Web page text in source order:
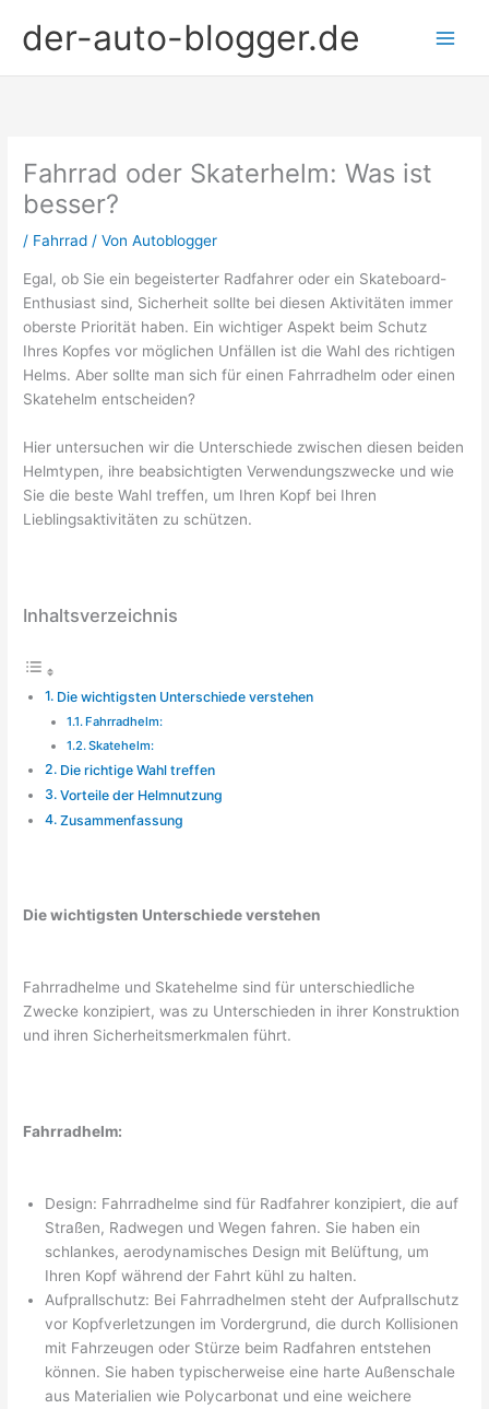
Inhaltder-auto-blogger.de
Fahrrad oder Skaterhelm: Was ist
besser?
/ Fahrrad / VonAutoblogger
Egal, ob Sie ein begeisterter Radfahrer oder ein Skateboard-
Enthusiast sind, Sicherheit sollte bei diesen Aktivitäten immer
oberste Priorität haben. Ein wichtiger Aspekt beim Schutz
Ihres Kopfes vor möglichen Unfällen ist die Wahl des richtigen
Helms. Aber sollte man sich für einen Fahrradhelm oder einen
Skatehelm entscheiden?
Hier untersuchen wir die Unterschiede zwischen diesen beiden
Helmtypen, ihre beabsichtigten Verwendungszwecke und wie
Sie die beste Wahl treffen, um Ihren Kopf bei Ihren
Lieblingsaktivitäten zu schützen.
Inhaltsverzeichnis
Die wichtigsten Unterschiede verstehen
Fahrradhelm:
Skatehelm:
Die richtige Wahl treffen
Vorteile der Helmnutzung
Zusammenfassung
Die wichtigsten Unterschiede verstehen
Fahrradhelme und Skatehelme sind für unterschiedliche
Zwecke konzipiert, was zu Unterschieden in ihrer Konstruktion
und ihren Sicherheitsmerkmalen führt.
Fahrradhelm:
Design: Fahrradhelme sind für Radfahrer konzipiert, die auf
Straßen, Radwegen und Wegen fahren. Sie haben ein
schlankes, aerodynamisches Design mit Belüftung, um
Ihren Kopf während der Fahrt kühl zu halten.
Aufprallschutz: Bei Fahrradhelmen steht der Aufprallschutz
vor Kopfverletzungen im Vordergrund, die durch Kollisionen
mit Fahrzeugen oder Stürze beim Radfahren entstehen
können. Sie haben typischerweise eine harte Außenschale
aus Materialien wie Polycarbonat und eine weichere